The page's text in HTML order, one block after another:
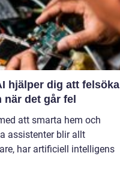
hjälper dig att felsöka
när det går fel
att smarta hem och
assistenter blir allt
har artificiell intelligens